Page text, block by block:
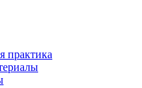
практика